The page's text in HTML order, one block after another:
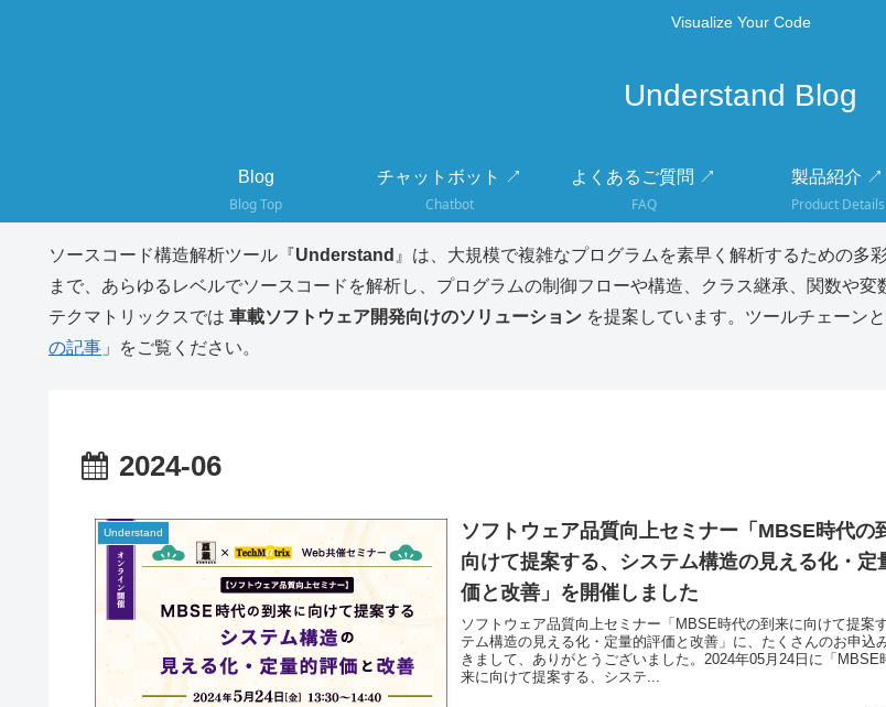
Visualize Your Code
Understand Blog
Blog
Blog Top
チャットボット ↗
Chatbot
よくあるご質問 ↗
FAQ
製品紹介 ↗
Product Details
ソースコード構造解析ツール『Understand 』は、大規模で複雑なプログラムを素早く解析するための
まで、あらゆるレベルでソースコードを解析し、プログラムの制御フローや構造、クラス継承、関数や変
テクマトリックスでは 車載ソフトウェア開発向けのソリューション を提案しています。ツールチェーン
の記事 」をご覧ください。
2024-06
Understand
ソフトウェア品質向上セミナー「MBSE時代の
向けて提案する、システム構造の見える化・定
価と改善」を開催しました
ソフトウェア品質向上セミナー「MBSE時代の到来に向けて提案
テム構造の見える化・定量的評価と改善」に、たくさんのお申込
きまして、ありがとうございました。2024年05月24日に「MBSE
来に向けて提案する、システ...